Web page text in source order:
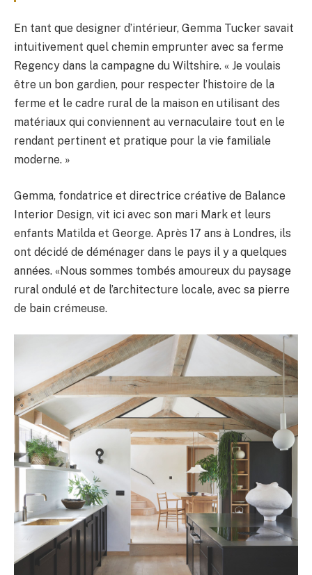
En tant que designer d’intérieur, Gemma Tucker savait
intuitivement quel chemin emprunter avec sa ferme
Regency dans la campagne du Wiltshire. « Je voulais
être un bon gardien, pour respecter l’histoire de la
ferme et le cadre rural de la maison en utilisant des
matériaux qui conviennent au vernaculaire tout en le
rendant pertinent et pratique pour la vie familiale
moderne. »
Gemma, fondatrice et directrice créative de Balance
Interior Design, vit ici avec son mari Mark et leurs
enfants Matilda et George. Après 17 ans à Londres, ils
ont décidé de déménager dans le pays il y a quelques
années. «Nous sommes tombés amoureux du paysage
rural ondulé et de l’architecture locale, avec sa pierre
de bain crémeuse.